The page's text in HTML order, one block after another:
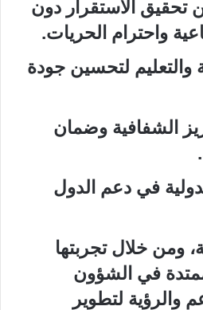
تحقيق الاستقرار دون
واحترام الحريات.
والتعليم لتحسين جودة
الشفافية وضمان
في دعم الدول
ومن خلال تجربتها
في الشؤون
والرؤية لتطوير